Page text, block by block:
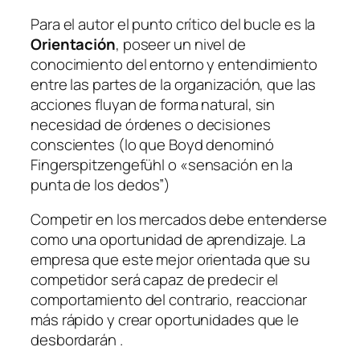
Para el autor el punto crítico del bucle es la
Orientación, poseer un nivel de
conocimiento del entorno y entendimiento
entre las partes de la organización, que las
acciones fluyan de forma natural, sin
necesidad de órdenes o decisiones
conscientes (lo que Boyd denominó
Fingerspitzengefühlo «sensación en la
punta de los dedos”)
Competir en los mercados debe entenderse
como una oportunidad de aprendizaje. La
empresa que este mejor orientada que su
competidor será capaz de predecir el
comportamiento del contrario, reaccionar
más rápido y crear oportunidades que le
desbordarán .